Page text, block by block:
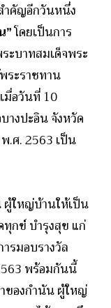
ำคัญอีกวันหนึ่ง
”โดยเป็นการ
บาทสมเด็จพระ
ระราชทาน
มื่อวันที่ 10
างปะอิน จังหวัด
.ศ. 2563 เป็น
ผู้ใหญ่บ้านให้เป็น
ทุกข์ บำรุงสุข แก่
รมอบรางวัล
พร้อมกันนี้
ของกำนัน ผู้ใหญ่